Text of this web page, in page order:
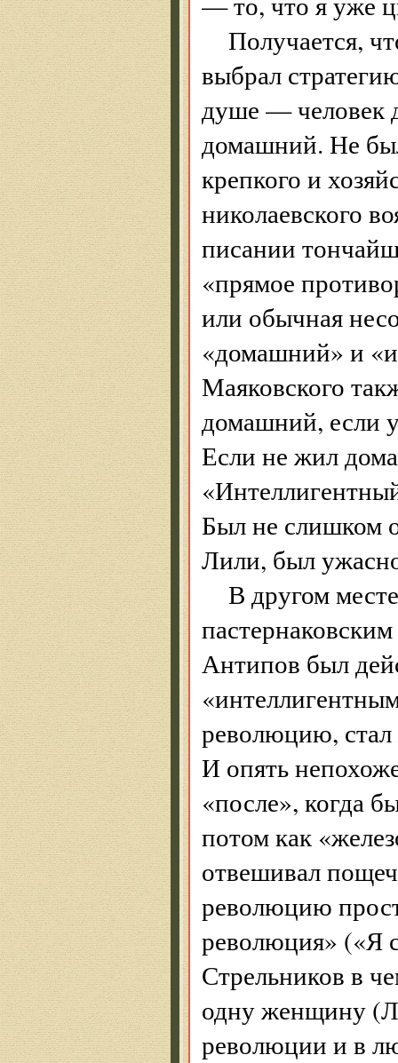
Получается,
выбрал
душе — человек
домашний. Не
крепкого и
николаевского
писании
«прямое
или обычная
«домашний» и
Маяковского
домашний, если
Если не жил
Был не слишком
Лили, был
В другом
Антипов был
революцию,
И опять
«после», когда
потом как
отвешивал
революцию
революция» («Я
Стрельников в
одну женщину
революции и в